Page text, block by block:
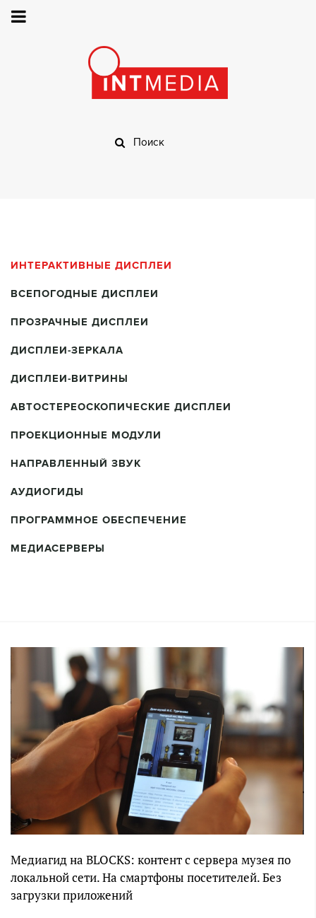
ИНТЕРАКТИВНЫЕ ДИСПЛЕИ
ВСЕПОГОДНЫЕ ДИСПЛЕИ
ПРОЗРАЧНЫЕ ДИСПЛЕИ
ДИСПЛЕИ-ЗЕРКАЛА
ДИСПЛЕИ-ВИТРИНЫ
АВТОСТЕРЕОСКОПИЧЕСКИЕ ДИСПЛЕИ
ПРОЕКЦИОННЫЕ МОДУЛИ
НАПРАВЛЕННЫЙ ЗВУК
АУДИОГИДЫ
ПРОГРАММНОЕ ОБЕСПЕЧЕНИЕ
МЕДИАСЕРВЕРЫ
Медиагид на BLOCKS: контент с сервера музея по
локальной сети. На смартфоны посетителей. Без
загрузки приложений